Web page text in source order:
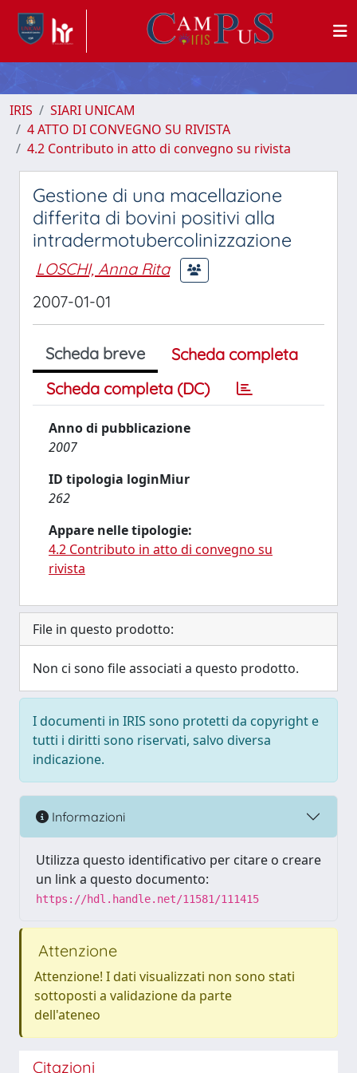
IRIS
SIARI UNICAM
4 ATTO DI CONVEGNO SU RIVISTA
4.2 Contributo in atto di convegno su rivista
Gestione di una macellazione
differita di bovini positivi alla
intradermotubercolinizzazione
LOSCHI, Anna Rita
2007-01-01
Scheda breve
Scheda completa
Scheda completa (DC)
Anno di pubblicazione
2007
ID tipologia loginMiur
262
Appare nelle tipologie:
4.2 Contributo in atto di convegno su
rivista
File in questo prodotto:
Non ci sono file associati a questo prodotto.
I documenti in IRIS sono protetti da copyright e
tutti i diritti sono riservati, salvo diversa
indicazione.
Informazioni
Utilizza questo identificativo per citare o creare
un link a questo documento:
https://hdl.handle.net/11581/111415
Attenzione
Attenzione! I dati visualizzati non sono stati
sottoposti a validazione da parte
dell'ateneo
Citazioni